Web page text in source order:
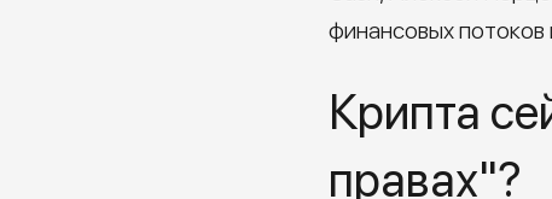
финансовых
Крипта
правах"?